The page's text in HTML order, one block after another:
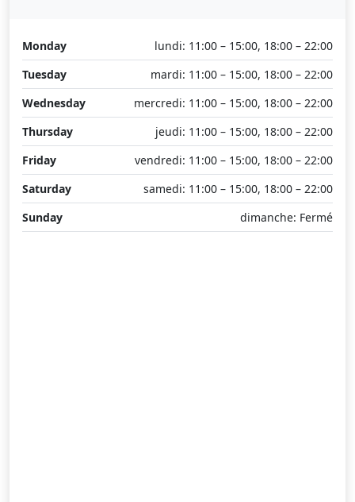
Monday
lundi: 11:00 – 15:00, 18:00 – 22:00
Tuesday
mardi: 11:00 – 15:00, 18:00 – 22:00
Wednesday
mercredi: 11:00 – 15:00, 18:00 – 22:00
Thursday
jeudi: 11:00 – 15:00, 18:00 – 22:00
Friday
vendredi: 11:00 – 15:00, 18:00 – 22:00
Saturday
samedi: 11:00 – 15:00, 18:00 – 22:00
Sunday
dimanche: Fermé